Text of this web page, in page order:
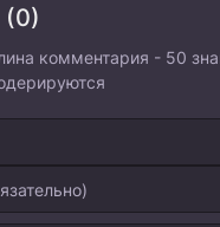
(0)
комментария - 50